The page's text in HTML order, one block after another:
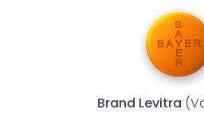
Brand Levitra